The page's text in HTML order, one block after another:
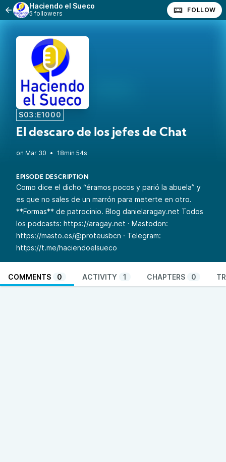
Haciendo el Sueco
5 followers FOLLOW
S03:E1000
El descaro de los jefes de Chat
• 18min 54s
EPISODE DESCRIPTION
Como dice el dicho “éramos pocos y parió la abuela” y
es que no sales de un marrón para meterte en otro.
**Formas** de patrocinio. Blog danielaragay.net Todos
los podcasts: https://aragay.net · Mastodon:
https://masto.es/@proteusbcn · Telegram:
https://t.me/haciendoelsueco
COMMENTS 0 ACTIVITY 1 CHAPTERS 0